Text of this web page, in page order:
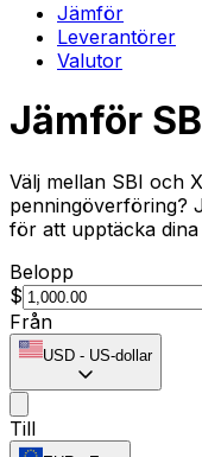
Jämför
Leverantörer
Valutor
Jämför
Välj mellan SBI och
penningöverföring?
för att upptäcka
Belopp
$
Från
USD - US-dollar
Till